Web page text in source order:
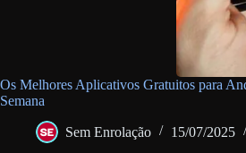
Os Melhores Aplicativos Gratuitos para
Semana
Sem Enrolação 15/07/2025